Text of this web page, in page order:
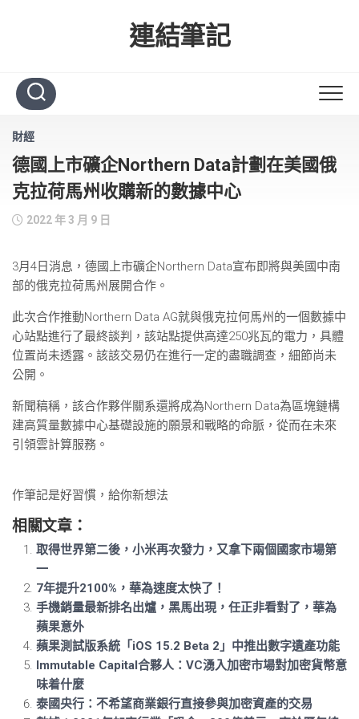
連結筆記
財經
德國上市礦企Northern Data計劃在美國俄
克拉荷馬州收購新的數據中心
2022 年 3 月 9 日
3月4日消息，德國上市礦企Northern Data宣布即將與美國中南
部的俄克拉荷馬州展開合作。
此次合作推動Northern Data AG就與俄克拉何馬州的一個數據中
心站點進行了最終談判，該站點提供高達250兆瓦的電力，具體
位置尚未透露。該該交易仍在進行一定的盡職調查，細節尚未
公開。
新聞稿稱，該合作夥伴關系還將成為Northern Data為區塊鏈構
建高質量數據中心基礎設施的願景和戰略的命脈，從而在未來
引領雲計算服務。
作筆記是好習慣，給你新想法
相關文章：
取得世界第二後，小米再次發力，又拿下兩個國家市場第
一
7年提升2100%，華為速度太快了！
手機銷量最新排名出爐，黑馬出現，任正非看對了，華為
蘋果意外
蘋果測試版系統「iOS 15.2 Beta 2」中推出數字遺產功能
Immutable Capital合夥人：VC湧入加密市場對加密貨幣意
味着什麼
泰國央行：不希望商業銀行直接參與加密資產的交易